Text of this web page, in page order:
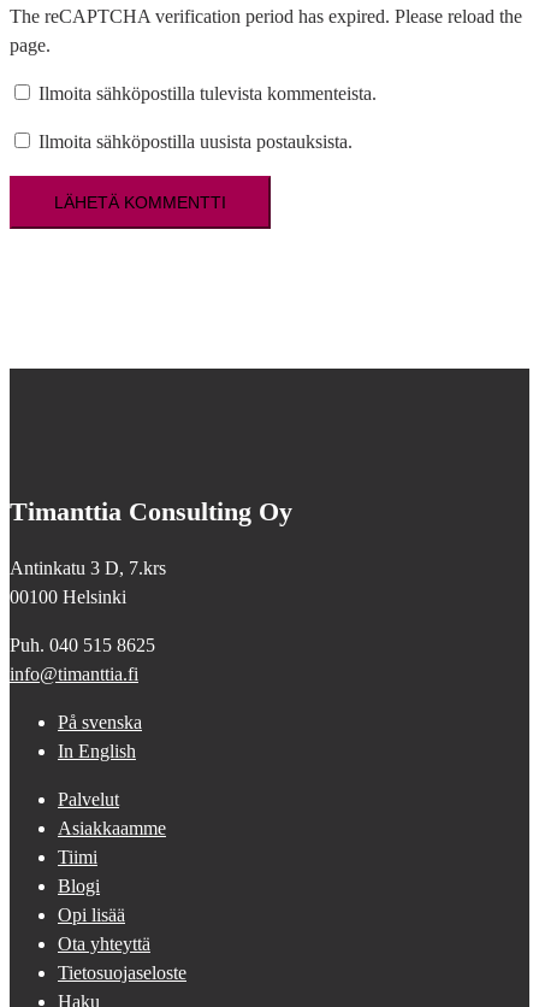
The reCAPTCHA verification period has expired. Please reload the
page.
Ilmoita sähköpostilla tulevista kommenteista.
Ilmoita sähköpostilla uusista postauksista.
Timanttia Consulting Oy
Antinkatu 3 D, 7.krs
00100 Helsinki
Puh. 040 515 8625
info@timanttia.fi
På svenska
In English
Palvelut
Asiakkaamme
Tiimi
Blogi
Opi lisää
Ota yhteyttä
Tietosuojaseloste
Haku